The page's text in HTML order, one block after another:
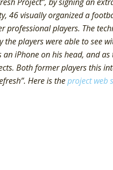
46 visually organized a
professional players. The
the players were able to see
an iPhone on his head, and
Both former players this
Here is theproject web